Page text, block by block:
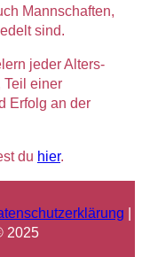
Mannschaften,
sind.
jeder Alters-
Teil einer
Erfolg an der
du hier.
2025